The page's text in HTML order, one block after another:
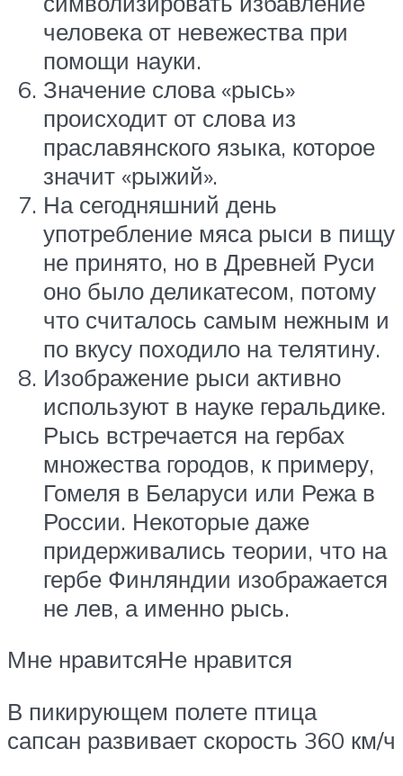
человека от невежества при
помощи науки.
Значение слова «рысь»
происходит от слова из
праславянского языка, которое
значит «рыжий».
На сегодняшний день
употребление мяса рыси в пищу
не принято, но в Древней Руси
оно было деликатесом, потому
что считалось самым нежным и
по вкусу походило на телятину.
Изображение рыси активно
используют в науке геральдике.
Рысь встречается на гербах
множества городов, к примеру,
Гомеля в Беларуси или Режа в
России. Некоторые даже
придерживались теории, что на
гербе Финляндии изображается
не лев, а именно рысь.
Мне нравитсяНе нравится
В пикирующем полете птица
сапсан развивает скорость 360 км/ч